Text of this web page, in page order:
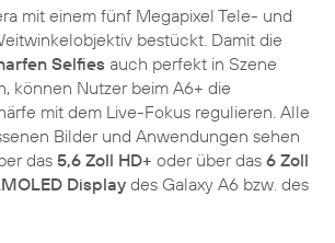
mit einem fünf Megapixel Tele- und
bestückt. Damit die
Selfies auch perfekt in Szene
können Nutzer beim A6+ die
mit dem Live-Fokus regulieren. Alle
Bilder und Anwendungen sehen
das 5,6 Zoll HD+ oder über das 6 Zoll
Display des Galaxy A6 bzw. des